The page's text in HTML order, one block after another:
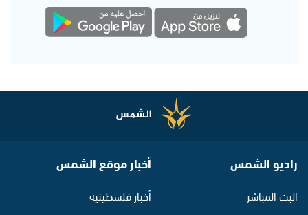
راديو الشمس
البث المباشر
أخبار موقع الشمس
أخبار فلسطينية